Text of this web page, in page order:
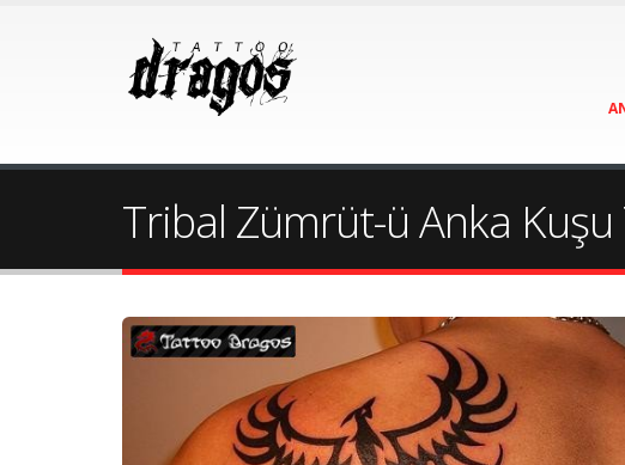
Tribal Zümrüt-ü Anka